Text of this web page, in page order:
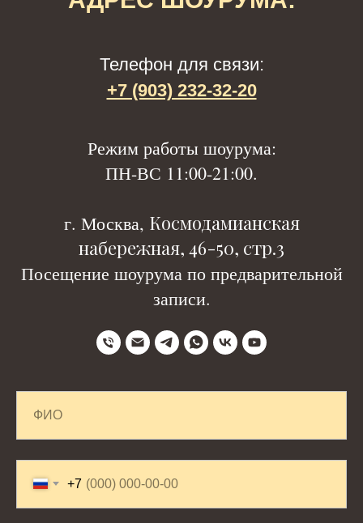
Телефон для связи:
+7 (903) 232-32-20
Режим работы шоурума:
ПН-ВС 11:00-21:00.
г. Москва, Космодамианская
набережная, 46-50, стр.3
Посещение шоурума по предварительной
записи.
+7